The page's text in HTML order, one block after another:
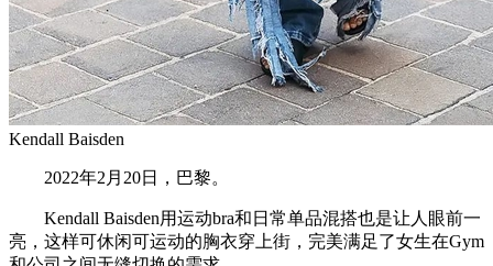
Kendall Baisden
2022年2月20日，巴黎。
Kendall Baisden用运动bra和日常单品混搭也是让人眼前一
亮，这样可休闲可运动的胸衣穿上街，完美满足了女生在Gym